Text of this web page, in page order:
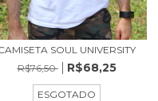
SOUL UNIVERSITY
R$76,50
R$68,25
ESGOTADO